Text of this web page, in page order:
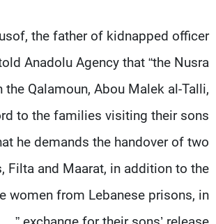
the father of kidnapped officer
Anadolu Agency that “the Nusra
Qalamoun, Abou Malek al-Talli,
to the families visiting their sons
he demands the handover of two
Filta and Maarat, in addition to the
women from Lebanese prisons, in